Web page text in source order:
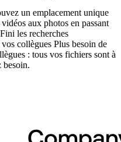
un emplacement unique
aux photos en passant
les recherches
collègues Plus besoin de
: tous vos fichiers sont à
besoin.